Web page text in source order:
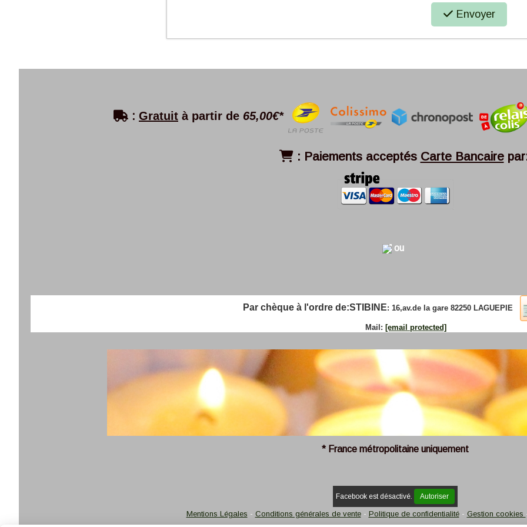
Envoyer
 : Gratuit à partir de 65,00€*
: Paiements acceptés Carte Bancaire
ou
Par chèque à l'ordre de:STIBINE: 16,av.de la gare 82250 LAGUEPIE
Mail: [email protected]
* France métropolitaine uniquement
Facebook est désactivé. Autoriser
Mentions Légales Conditions générales de vente Politique de confidentialité Gestion cookies